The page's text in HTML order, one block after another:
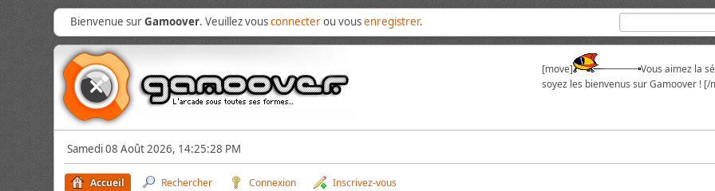
Bienvenue surGamoover. Veuillez vousconnecterou vousenregistrer.
[move]
Vous aimez la
soyez les bienvenus sur Gamoover ! [/
Samedi 08 Août 2026, 14:25:28 PM
Accueil Rechercher Connexion Inscrivez-vous